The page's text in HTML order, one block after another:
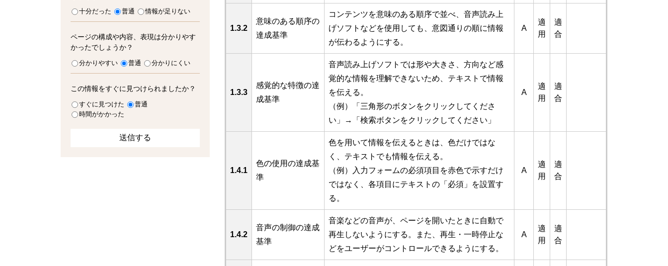
1.3.2
意味のある順序の
達成基準
コンテンツを意味のある順序で並べ、音声読み上
げソフトなどを使用しても、意図通りの順に情報
が伝わるようにする。
A
適
用
適
合
1.3.3
感覚的な特徴の達
成基準
音声読み上げソフトでは形や大きさ、方向など感
覚的な情報を理解できないため、テキストで情報
を伝える。
（例）「三角形のボタンをクリックしてくださ
い」→「検索ボタンをクリックしてください」
A
適
用
適
合
1.4.1
色の使用の達成基
準
色を用いて情報を伝えるときは、色だけではな
く、テキストでも情報を伝える。
（例）入力フォームの必須項目を赤色で示すだけ
ではなく、各項目にテキストの「必須」を設置す
る。
A
適
用
適
合
1.4.2
音声の制御の達成
基準
音楽などの音声が、ページを開いたときに自動で
再生しないようにする。また、再生・一時停止な
どをユーザーがコントロールできるようにする。
A
適
用
適
合
十分だった 普通 情報が足りない
ページの構成や内容、表現は分かりやす
かったでしょうか？
分かりやすい 普通 分かりにくい
この情報をすぐに見つけられましたか？
すぐに見つけた
普通
時間がかかった